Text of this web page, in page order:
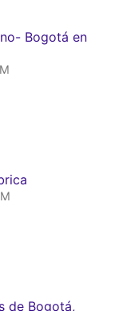
Bogotá en
de Bogotá,